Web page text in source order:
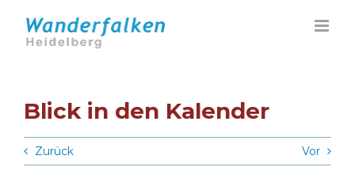
Inhalt
springen
Blick in den Kalender
Zurück Vor